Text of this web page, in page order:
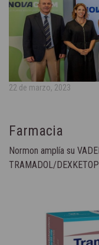
22 de marzo, 2023
Farmacia
Normon amplía su
TRAMADOL/